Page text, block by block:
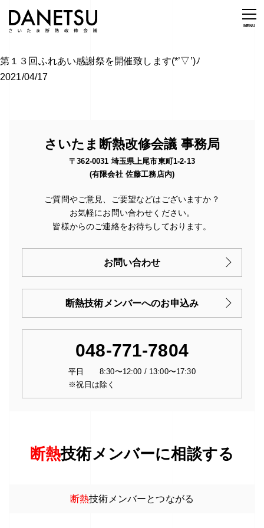
第１３回ふれあい感謝祭を開催致します(*’▽’)ﾉ
2021/04/17
さいたま断熱改修会議 事務局
〒362-0031 埼玉県上尾市東町1-2-13
(有限会社 佐藤工務店内)
ご質問やご意見、ご要望などはございますか？
お気軽にお問い合わせください。
皆様からのご連絡をお待ちしております。
お問い合わせ
断熱技術メンバーへのお申込み
048-771-7804
平日 8:30〜12:00 / 13:00〜17:30
※祝日は除く
断熱技術メンバーに相談する
断熱技術メンバーとつながる